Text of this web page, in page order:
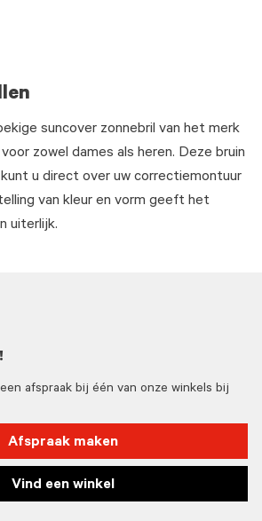
suncover zonnebril van het merk
zowel dames als heren. Deze bruin
u direct over uw correctiemontuur
van kleur en vorm geeft het
uiterlijk.
afspraak bij één van onze winkels bij
Afspraak maken
Vind een winkel